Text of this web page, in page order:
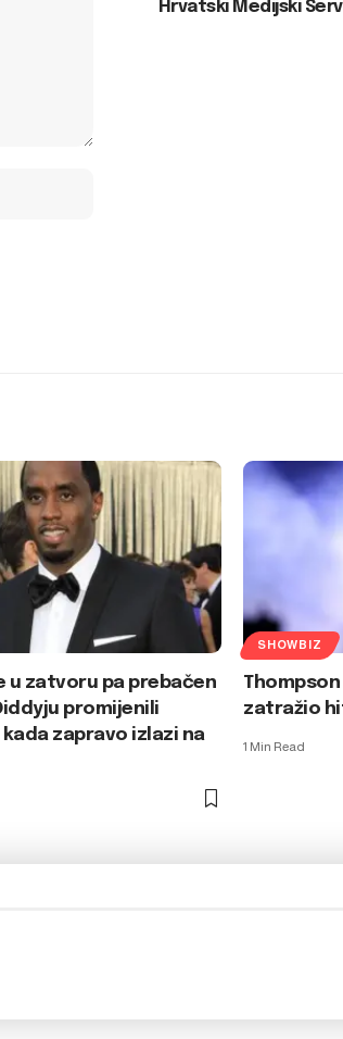
Hrvatski Medijski
u zatvoru pa prebačen
promijenili
kada zapravo izlazi na
SHOWBIZ
zatražio
1 Min Read